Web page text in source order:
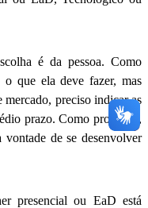
é da pessoa. Como
o que ela deve fazer, mas
mercado, preciso indicar as
prazo. Como professor,
de se desenvolver
presencial ou EaD está